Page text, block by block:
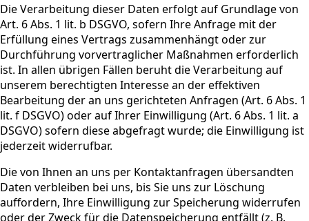
Die Verarbeitung dieser Daten erfolgt auf Grundlage von
Art. 6 Abs. 1 lit. b DSGVO, sofern Ihre Anfrage mit der
Erfüllung eines Vertrags zusammenhängt oder zur
Durchführung vorvertraglicher Maßnahmen erforderlich
ist. In allen übrigen Fällen beruht die Verarbeitung auf
unserem berechtigten Interesse an der effektiven
Bearbeitung der an uns gerichteten Anfragen (Art. 6 Abs. 1
lit. f DSGVO) oder auf Ihrer Einwilligung (Art. 6 Abs. 1 lit. a
DSGVO) sofern diese abgefragt wurde; die Einwilligung ist
jederzeit widerrufbar.
Die von Ihnen an uns per Kontaktanfragen übersandten
Daten verbleiben bei uns, bis Sie uns zur Löschung
auffordern, Ihre Einwilligung zur Speicherung widerrufen
oder der Zweck für die Datenspeicherung entfällt (z. B.